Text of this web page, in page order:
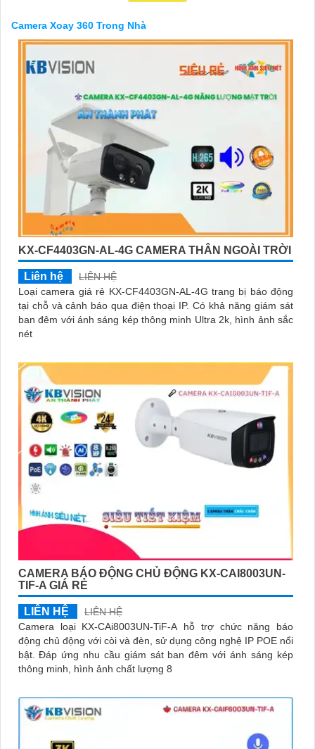
xác và liên tục. Đồng thời, việc kết nối dễ dàng với hệ thống lưu
trữ và điều khiển từ xa thông qua ứng dụng di động giúp quản lý
dữ liệu và kiểm soát camera một cách nhanh chóng và tiện lợi.
Với Camera Xoay 360 Trong Nhà Chuyên nghiệp, dự án của bạn
sẽ được bảo vệ tốt và mọi hoạt động sẽ được giám sát một cách
chuyên nghiệp, chắc chắn an ninh và an toàn cho mọi người và
hiệu quả và chất lượng quản lý dự án của bạn.
Camera Xoay 360 Trong Nhà
KX-CF4403GN-AL-4G CAMERA THÂN NGOÀI TRỜI
Liên hệ
LIÊN HỆ
Loại camera giá rẻ KX-CF4403GN-AL-4G trang bị báo động
tại chỗ và cảnh báo qua điện thoại IP. Có khả năng giám sát
ban đêm với ánh sáng kép thông minh Ultra 2k, hình ảnh sắc
nét
CAMERA BÁO ĐỘNG CHỦ ĐỘNG KX-CAI8003UN-
TIF-A GIÁ RẺ
LIÊN HỆ
LIÊN HỆ
Camera loại KX-CAi8003UN-TiF-A hỗ trợ chức năng báo
động chủ động với còi và đèn, sử dụng công nghệ IP POE nổi
bật. Đáp ứng nhu cầu giám sát ban đêm với ánh sáng kép
thông minh, hình ảnh chất lượng 8